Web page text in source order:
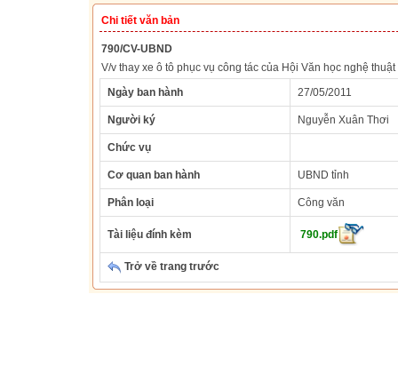
Chi tiết văn bản
790/CV-UBND
V/v thay xe ô tô phục vụ công tác của Hội Văn học nghệ thuật
Ngày ban hành
27/05/2011
Người ký Nguyễn Xuân Thơi
Chức vụ
Cơ quan ban hành UBND tỉnh
Phân loại Công văn
Tài liệu đính kèm 790.pdf
Trở về trang trước